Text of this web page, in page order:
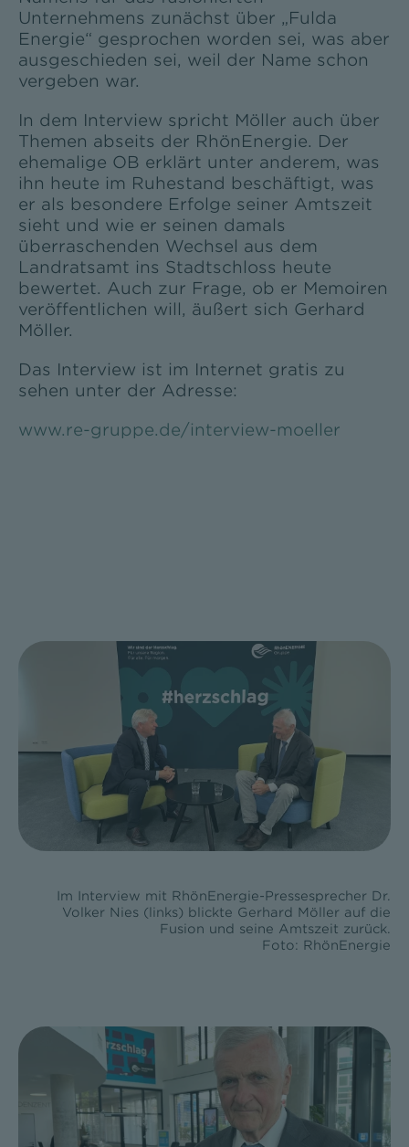
Unternehmens zunächst über „Fulda
Energie“ gesprochen worden sei, was aber
ausgeschieden sei, weil der Name schon
vergeben war.
In dem Interview spricht Möller auch über
Themen abseits der RhönEnergie. Der
ehemalige OB erklärt unter anderem, was
ihn heute im Ruhestand beschäftigt, was
er als besondere Erfolge seiner Amtszeit
sieht und wie er seinen damals
überraschenden Wechsel aus dem
Landratsamt ins Stadtschloss heute
bewertet. Auch zur Frage, ob er Memoiren
veröffentlichen will, äußert sich Gerhard
Möller.
Das Interview ist im Internet gratis zu
sehen unter der Adresse:
www.re-gruppe.de/interview-moeller
Im Interview mit RhönEnergie-Pressesprecher Dr.
Volker Nies (links) blickte Gerhard Möller auf die
Fusion und seine Amtszeit zurück.
Foto: RhönEnergie